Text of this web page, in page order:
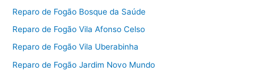
Reparo de Fogão Bosque da Saúde
Reparo de Fogão Vila Afonso Celso
Reparo de Fogão Vila Uberabinha
Reparo de Fogão Jardim Novo Mundo